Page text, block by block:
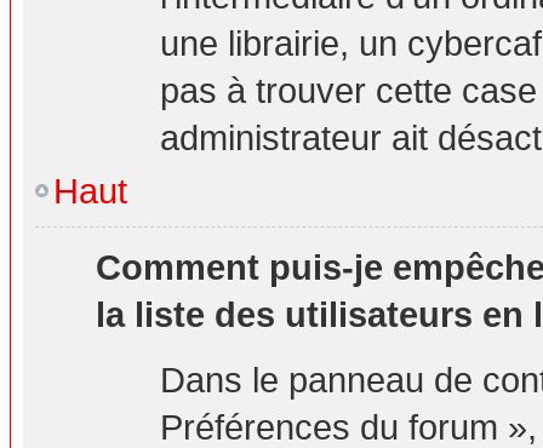
une librairie, un
pas à trouver cette
administrateur ait
Haut
Comment puis-je
la liste des utilisateurs en
Dans le panneau de
Préférences du forum